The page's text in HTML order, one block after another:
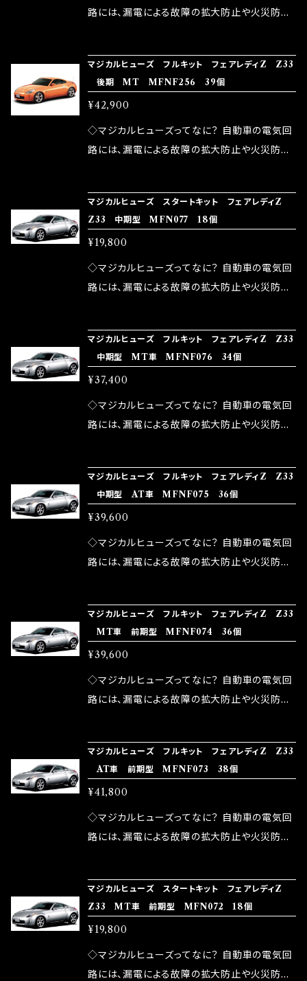
ドリング安定化（静粛性UP） ・ターボ車のターボ
など、これらの効果は、タウンユースだけでなく、
モータースポーツシーンでの実証実験の上、 製
品化を果たしております。
中に漏電してしまう。 3.金属プレートが接触する
ズが、マジカルヒューズになります。 ◇マジカル
ヒューズの効果 マジカルヒューズは放電防止効
果・接触抵抗低減効果により、このような効果を
発揮します。 ・アクセルレスポンスの向上 ・アイ
ドリング安定化（静粛性UP） ・ターボ車のターボ
など、これらの効果は、タウンユースだけでなく、
モータースポーツシーンでの実証実験の上、 製
品化を果たしております。
路には、漏電による故障の拡大防止や火災防止
路として、各回路への電力供給を行っています。
しかし、ヒューズには拭い去れない欠点があり
ます。 1.溶接回路であるため、配線と比較し抵抗
が大きい。 2.金属部分が露出している為、空気
中に漏電してしまう。 3.金属プレートが接触する
ズが、マジカルヒューズになります。 ◇マジカル
ヒューズの効果 マジカルヒューズは放電防止効
果・接触抵抗低減効果により、このような効果を
発揮します。 ・アクセルレスポンスの向上 ・アイ
ドリング安定化（静粛性UP） ・ターボ車のターボ
など、これらの効果は、タウンユースだけでなく、
モータースポーツシーンでの実証実験の上、 製
品化を果たしております。
マジカルヒューズ フルキット フェアレディZ Z33
後期 MT MFNF256 39個
¥42,900
◇マジカルヒューズってなに？ 自動車の電気回
路には、漏電による故障の拡大防止や火災防止
路として、各回路への電力供給を行っています。
しかし、ヒューズには拭い去れない欠点があり
ます。 1.溶接回路であるため、配線と比較し抵抗
が大きい。 2.金属部分が露出している為、空気
中に漏電してしまう。 3.金属プレートが接触する
ズが、マジカルヒューズになります。 ◇マジカル
ヒューズの効果 マジカルヒューズは放電防止効
果・接触抵抗低減効果により、このような効果を
発揮します。 ・アクセルレスポンスの向上 ・アイ
ドリング安定化（静粛性UP） ・ターボ車のターボ
など、これらの効果は、タウンユースだけでなく、
モータースポーツシーンでの実証実験の上、 製
品化を果たしております。
マジカルヒューズ スタートキット フェアレディZ
Z33 中期型 MFN077 18個
¥19,800
◇マジカルヒューズってなに？ 自動車の電気回
路には、漏電による故障の拡大防止や火災防止
路として、各回路への電力供給を行っています。
しかし、ヒューズには拭い去れない欠点があり
ます。 1.溶接回路であるため、配線と比較し抵抗
が大きい。 2.金属部分が露出している為、空気
中に漏電してしまう。 3.金属プレートが接触する
ズが、マジカルヒューズになります。 ◇マジカル
ヒューズの効果 マジカルヒューズは放電防止効
果・接触抵抗低減効果により、このような効果を
発揮します。 ・アクセルレスポンスの向上 ・アイ
ドリング安定化（静粛性UP） ・ターボ車のターボ
など、これらの効果は、タウンユースだけでなく、
モータースポーツシーンでの実証実験の上、 製
品化を果たしております。
マジカルヒューズ フルキット フェアレディZ Z33
中期型 MT車 MFNF076 34個
¥37,400
◇マジカルヒューズってなに？ 自動車の電気回
路には、漏電による故障の拡大防止や火災防止
路として、各回路への電力供給を行っています。
しかし、ヒューズには拭い去れない欠点があり
ます。 1.溶接回路であるため、配線と比較し抵抗
が大きい。 2.金属部分が露出している為、空気
中に漏電してしまう。 3.金属プレートが接触する
ズが、マジカルヒューズになります。 ◇マジカル
ヒューズの効果 マジカルヒューズは放電防止効
果・接触抵抗低減効果により、このような効果を
発揮します。 ・アクセルレスポンスの向上 ・アイ
ドリング安定化（静粛性UP） ・ターボ車のターボ
など、これらの効果は、タウンユースだけでなく、
モータースポーツシーンでの実証実験の上、 製
品化を果たしております。
マジカルヒューズ フルキット フェアレディZ Z33
中期型 AT車 MFNF075 36個
¥39,600
◇マジカルヒューズってなに？ 自動車の電気回
路には、漏電による故障の拡大防止や火災防止
路として、各回路への電力供給を行っています。
しかし、ヒューズには拭い去れない欠点があり
ます。 1.溶接回路であるため、配線と比較し抵抗
が大きい。 2.金属部分が露出している為、空気
中に漏電してしまう。 3.金属プレートが接触する
ズが、マジカルヒューズになります。 ◇マジカル
ヒューズの効果 マジカルヒューズは放電防止効
果・接触抵抗低減効果により、このような効果を
発揮します。 ・アクセルレスポンスの向上 ・アイ
ドリング安定化（静粛性UP） ・ターボ車のターボ
など、これらの効果は、タウンユースだけでなく、
モータースポーツシーンでの実証実験の上、 製
品化を果たしております。
マジカルヒューズ フルキット フェアレディZ Z33
MT車 前期型 MFNF074 36個
¥39,600
◇マジカルヒューズってなに？ 自動車の電気回
路には、漏電による故障の拡大防止や火災防止
路として、各回路への電力供給を行っています。
しかし、ヒューズには拭い去れない欠点があり
ます。 1.溶接回路であるため、配線と比較し抵抗
が大きい。 2.金属部分が露出している為、空気
中に漏電してしまう。 3.金属プレートが接触する
ズが、マジカルヒューズになります。 ◇マジカル
ヒューズの効果 マジカルヒューズは放電防止効
果・接触抵抗低減効果により、このような効果を
発揮します。 ・アクセルレスポンスの向上 ・アイ
ドリング安定化（静粛性UP） ・ターボ車のターボ
マジカルヒューズ フルキット フェアレディZ Z33
AT車 前期型 MFNF073 38個
¥41,800
◇マジカルヒューズってなに？ 自動車の電気回
路には、漏電による故障の拡大防止や火災防止
路として、各回路への電力供給を行っています。
しかし、ヒューズには拭い去れない欠点があり
ます。 1.溶接回路であるため、配線と比較し抵抗
が大きい。 2.金属部分が露出している為、空気
中に漏電してしまう。 3.金属プレートが接触する
マジカルヒューズ スタートキット フェアレディZ
Z33 MT車 前期型 MFN072 18個
¥19,800
◇マジカルヒューズってなに？ 自動車の電気回
路には、漏電による故障の拡大防止や火災防止